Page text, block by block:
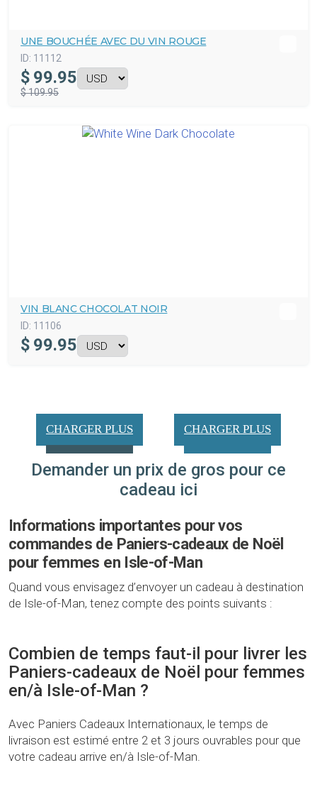
UNE BOUCHÉE AVEC DU VIN ROUGE
ID: 11112
$ 99.95
$ 109.95
VIN BLANC CHOCOLAT NOIR
ID: 11106
$ 99.95
CHARGER PLUS CHARGER PLUS
Demander un prix de gros pour ce
cadeau ici
Informations importantes pour vos
commandes de Paniers-cadeaux de Noël
pour femmes en Isle-of-Man
Quand vous envisagez d’envoyer un cadeau à destination
de Isle-of-Man, tenez compte des points suivants :
Combien de temps faut-il pour livrer les
Paniers-cadeaux de Noël pour femmes
en/à Isle-of-Man ?
Avec Paniers Cadeaux Internationaux, le temps de
livraison est estimé entre 2 et 3 jours ouvrables pour que
votre cadeau arrive en/à Isle-of-Man.